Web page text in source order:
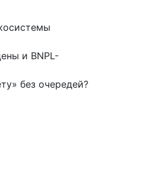
и BNPL-
без очередей?